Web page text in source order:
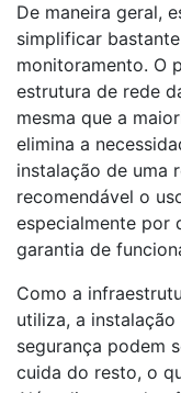
De maneira geral,
simplificar
monitoramento. O
estrutura de rede
mesma que a
elimina a
instalação de uma
recomendável o
especialmente por
garantia de
Como a
utiliza, a
segurança podem
cuida do resto, o